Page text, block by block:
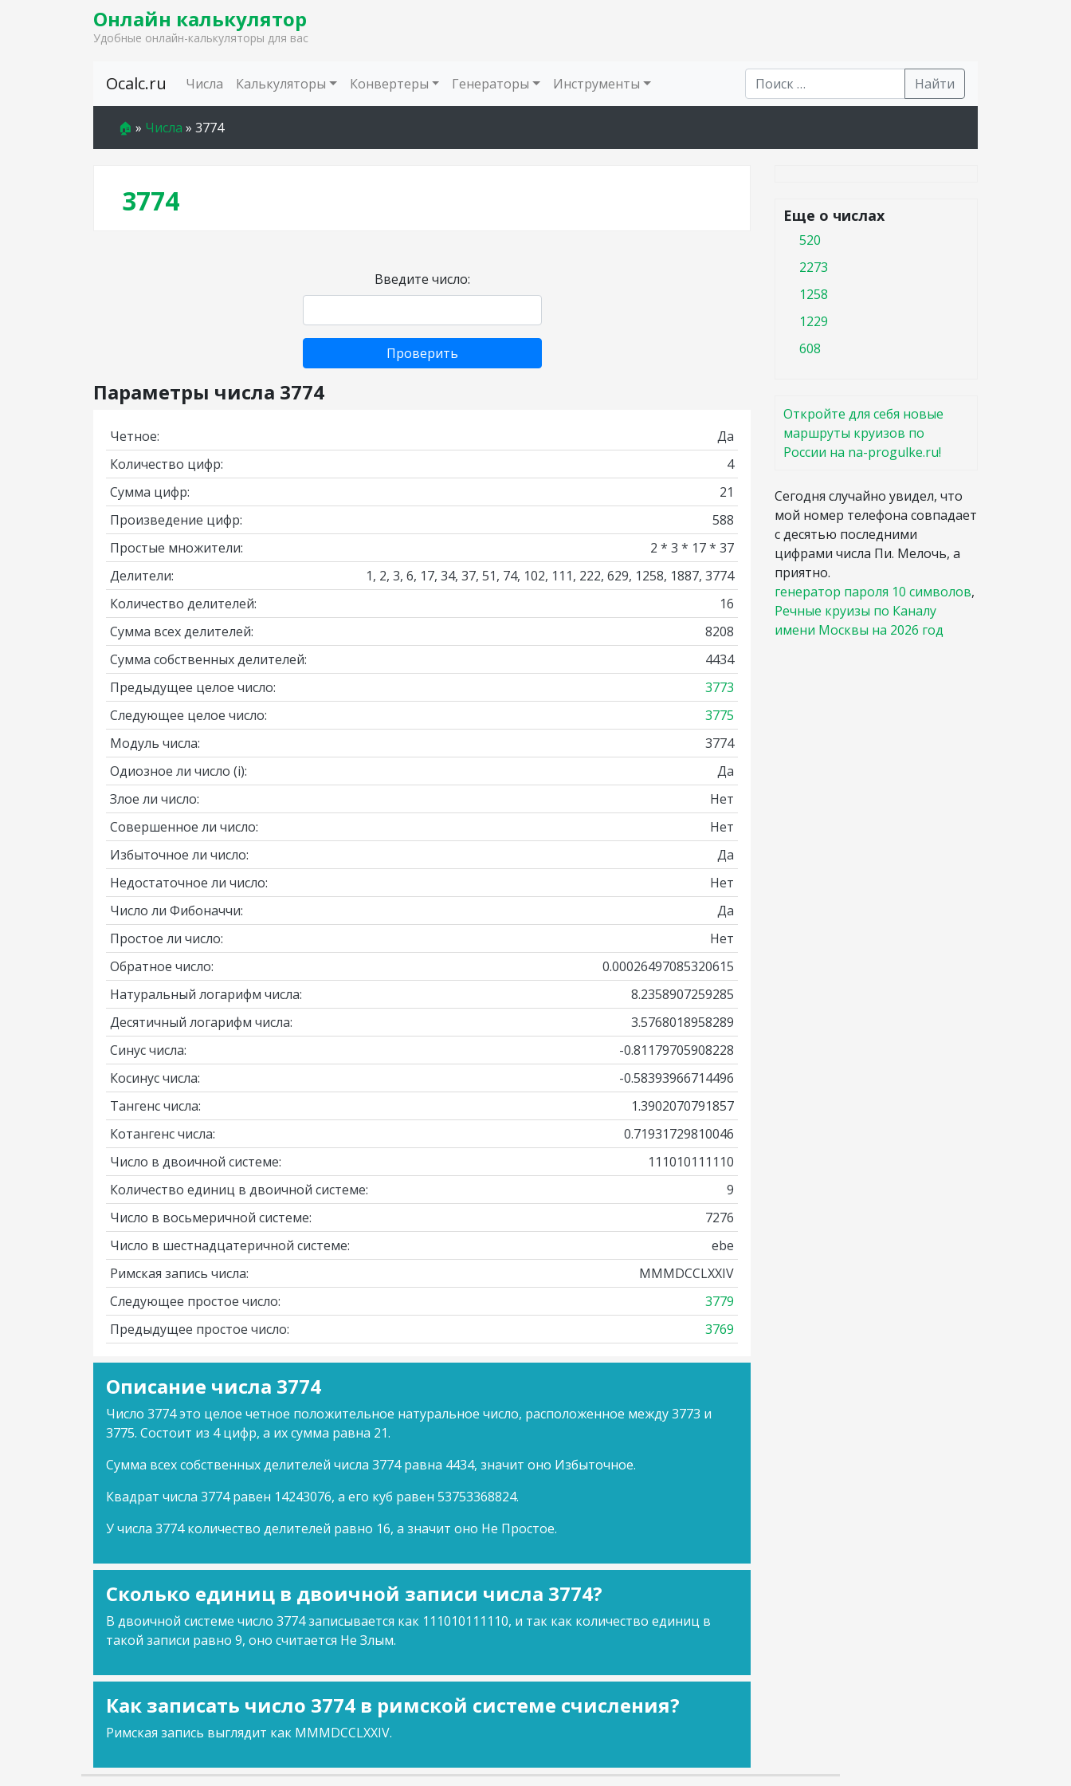
Онлайн калькулятор
Удобные онлайн-калькуляторы для вас
Ocalc.ru Числа Калькуляторы Конвертеры Генераторы Инструменты Найти
🏠 » Числа » 3774
3774
Введите число:
Проверить
Параметры числа 3774
Четное:
Да
Количество цифр:
4
Сумма цифр:
21
Произведение цифр:
588
Простые множители:
2 * 3 * 17 * 37
Делители:
1, 2, 3, 6, 17, 34, 37, 51, 74, 102, 111, 222, 629, 1258, 1887, 3774
Количество делителей:
16
Сумма всех делителей:
8208
Сумма собственных делителей:
4434
Предыдущее целое число:
3773
Следующее целое число:
3775
Модуль числа:
3774
Одиозное ли число (i):
Да
Злое ли число:
Нет
Совершенное ли число:
Нет
Избыточное ли число:
Да
Недостаточное ли число:
Нет
Число ли Фибоначчи:
Да
Простое ли число:
Нет
Обратное число:
0.00026497085320615
Натуральный логарифм числа:
8.2358907259285
Десятичный логарифм числа:
3.5768018958289
Синус числа:
-0.81179705908228
Косинус числа:
-0.58393966714496
Тангенс числа:
1.3902070791857
Котангенс числа:
0.71931729810046
Число в двоичной системе:
111010111110
Количество единиц в двоичной системе:
9
Число в восьмеричной системе:
7276
Число в шестнадцатеричной системе:
ebe
Римская запись числа:
MMMDCCLXXIV
Следующее простое число:
3779
Предыдущее простое число:
3769
Описание числа 3774
Число 3774 это целое четное положительное натуральное число, расположенное между 3773 и
3775. Состоит из 4 цифр, а их сумма равна 21.
Сумма всех собственных делителей числа 3774 равна 4434, значит оно Избыточное.
Квадрат числа 3774 равен 14243076, а его куб равен 53753368824.
У числа 3774 количество делителей равно 16, а значит оно Не Простое.
Сколько единиц в двоичной записи числа 3774?
В двоичной системе число 3774 записывается как 111010111110, и так как количество единиц в
такой записи равно 9, оно считается Не Злым.
Как записать число 3774 в римской системе счисления?
Римская запись выглядит как MMMDCCLXXIV.
Еще о числах
520
2273
1258
1229
608
Откройте для себя новые
маршруты круизов по
России на na-progulke.ru!
Сегодня случайно увидел, что
мой номер телефона совпадает
с десятью последними
цифрами числа Пи. Мелочь, а
приятно.
генератор пароля 10 символов,
Речные круизы по Каналу
имени Москвы на 2026 год